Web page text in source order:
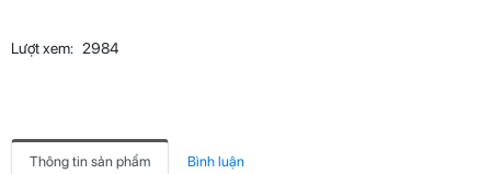
Lượt xem: 2984
Thông tin sản phẩm Bình luận